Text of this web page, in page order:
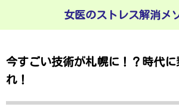
女医のストレス解消メ
今すごい技術が札幌に！？時代
れ！